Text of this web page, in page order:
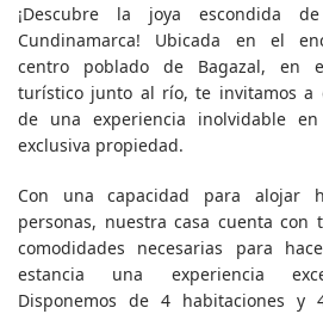
¡Descubre la joya escondida
Cundinamarca! Ubicada en el
centro poblado de Bagazal, en
turístico junto al río, te invitamos a
de una experiencia inolvidable en
exclusiva propiedad.
Con una capacidad para alojar
personas, nuestra casa cuenta con
comodidades necesarias para
estancia una experiencia
Disponemos de 4 habitaciones y